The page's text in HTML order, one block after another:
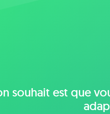
souhait est que